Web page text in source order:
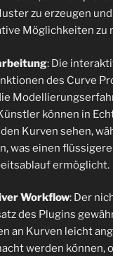
zu erzeugen
Möglichkeiten zu
: Die
des Curve
können in
Kurven sehen,
was einen
ermöglicht.
Workflow: Der
des Plugins
an Kurven leicht
werden können,